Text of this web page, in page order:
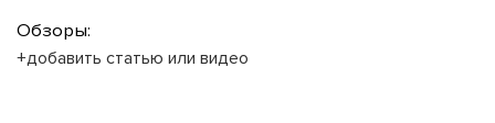
Обзоры:
+добавить статью или видео